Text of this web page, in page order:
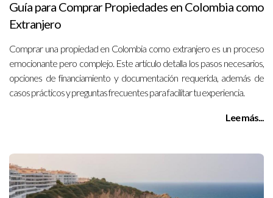
Guía para Comprar Propiedades en Colombia como
Extranjero
Comprar una propiedad en Colombia como extranjero es un proceso
emocionante pero complejo. Este artículo detalla los pasos necesarios,
opciones de financiamiento y documentación requerida, además de
casos prácticos y preguntas frecuentes para facilitar tu experiencia.
Lee más...